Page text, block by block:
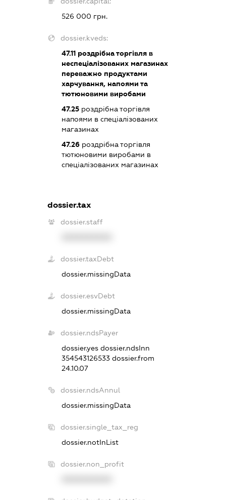
526 000 грн.
dossier.kveds:
47.11роздрібна торгівля в
неспеціалізованих магазинах
переважно продуктами
харчування, напоями та
тютюновими виробами
47.25роздрібна торгівля
напоями в спеціалізованих
магазинах
47.26роздрібна торгівля
тютюновими виробами в
спеціалізованих магазинах
dossier.tax
dossier.staff
dossier.taxDebt
dossier.missingData
dossier.esvDebt
dossier.missingData
dossier.ndsPayer
dossier.yes dossier.ndsInn
354543126533 dossier.from
24.10.07
dossier.ndsAnnul
dossier.missingData
dossier.single_tax_reg
dossier.notInList
dossier.non_profit